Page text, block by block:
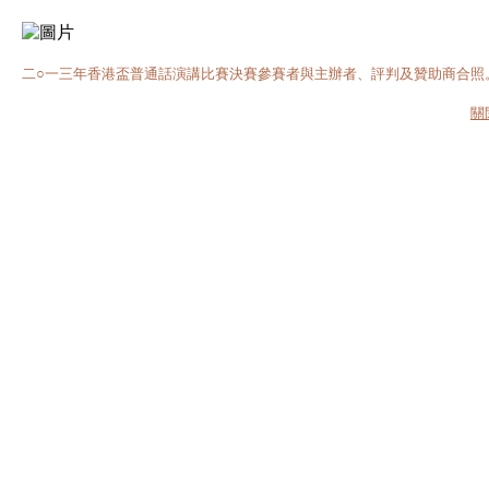
二○一三年香港盃普通話演講比賽決賽參賽者與主辦者、評判及贊助商合照
關